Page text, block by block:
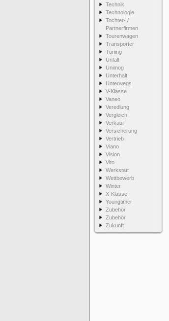
Technik
Technologie
Tochter- /
Partnerfirmen
Tourenwagen
Transporter
Tuning
Unfall
Unimog
Unterhalt
Unterwegs
V-Klasse
Vaneo
Veredlung
Vergleich
Verkauf
Versicherung
Vertrieb
Viano
Vision
Vito
Werkstatt
Wettbewerb
Winter
X-Klasse
Youngtimer
Zubehör
Zubehör
Zukunft